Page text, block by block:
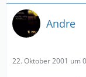
Andre
22. Oktober 2001 um